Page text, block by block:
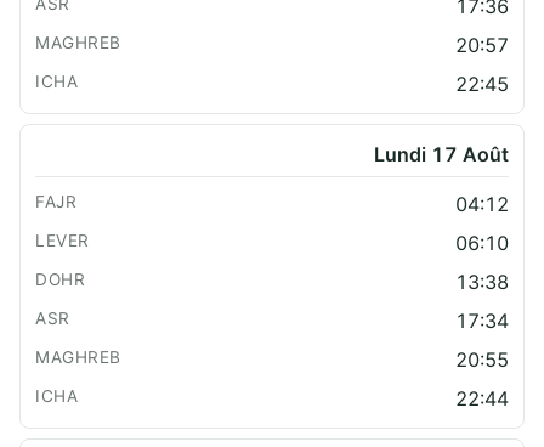
17:36
20:57
22:45
Lundi 17 Août
04:12
06:10
13:38
17:34
20:55
22:44